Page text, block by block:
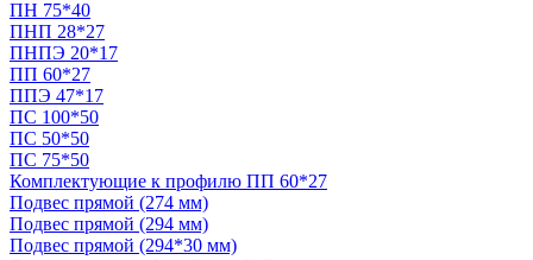
ПН 75*40
ПНП 28*27
ПНПЭ 20*17
ПП 60*27
ППЭ 47*17
ПС 100*50
ПС 50*50
ПС 75*50
Комплектующие к профилю ПП 60*27
Подвес прямой (274 мм)
Подвес прямой (294 мм)
Подвес прямой (294*30 мм)